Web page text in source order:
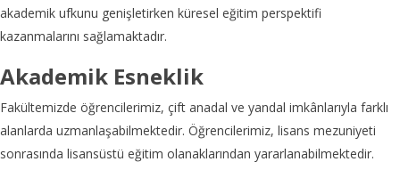
akademik ufkunu genişletirken küresel eğitim perspektifi
kazanmalarını sağlamaktadır.
Akademik Esneklik
Fakültemizde öğrencilerimiz, çift anadal ve yandal imkânlarıyla farklı
alanlarda uzmanlaşabilmektedir. Öğrencilerimiz, lisans mezuniyeti
sonrasında lisansüstü eğitim olanaklarından yararlanabilmektedir.